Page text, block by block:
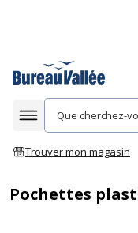
Afficher la
Trouver mon magasin
Pochettes